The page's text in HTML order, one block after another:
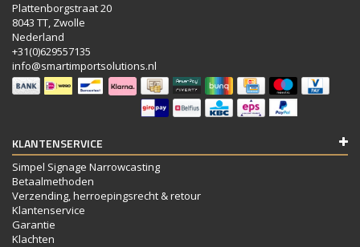
Plattenborgstraat 20
8043 TT, Zwolle
Nederland
+31(0)629557135
info@smartimportsolutions.nl
KLANTENSERVICE
Simpel Signage Narrowcasting
Betaalmethoden
Verzending, herroepingsrecht & retour
Klantenservice
Garantie
Klachten